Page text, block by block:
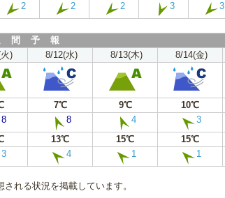
2 2 2 3 3
間 予 報
) 8/12(水) 8/13(木) 8/14(金)
7℃ 9℃ 10℃
8 8 4 3
13℃ 15℃ 15℃
3 4 1 1
れる状況を掲載しています。